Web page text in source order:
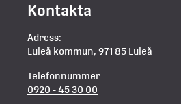
Kontakta
Adress:
Luleå kommun, 971 85 Luleå
Telefonnummer:
0920 - 45 30 00